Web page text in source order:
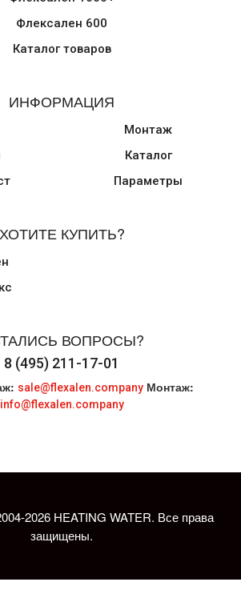
Флексален 600
Каталог товаров
ИНФОРМАЦИЯ
Монтаж
Каталог
Параметры
ХОТИТЕ КУПИТЬ?
ВОПРОСЫ?
8 (495) 211-17-01
sale@flexalen.company Монтаж:
info@flexalen.company
2026 HEATING WATER. Все права
защищены.